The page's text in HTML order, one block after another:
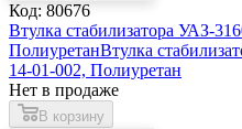
Код: 80676
Втулка стабилизатора УАЗ-
ПолиуретанВтулка
14-01-002, Полиуретан
Нет в продаже
В корзину